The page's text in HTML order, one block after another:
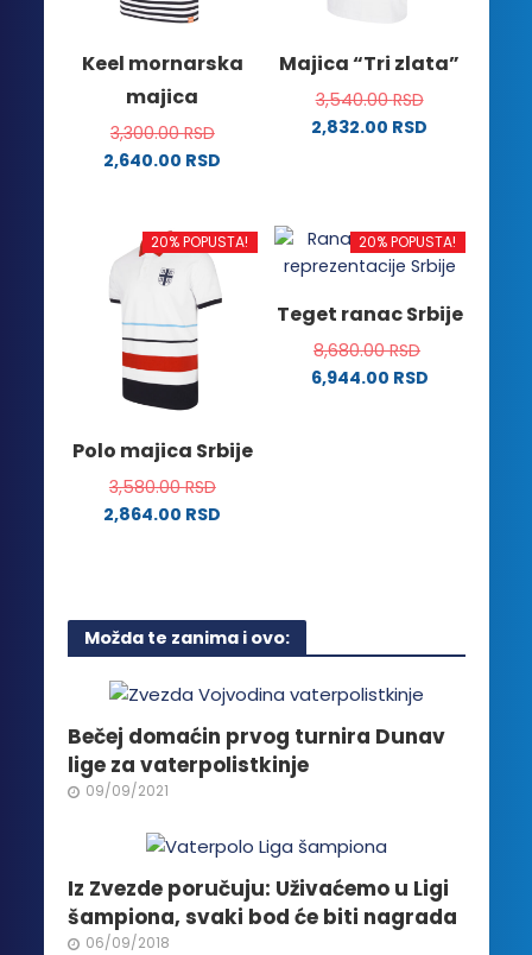
izabrane
stranici
proizvoda.
izabrane
stranici
proizvoda.
Keel mornarska
majica
3,300.00RSD
2,640.00 RSD
ima
više
varijanti.
Opcije
mogu
biti
izabrane
stranici
proizvoda.
Majica “Tri zlata”
3,540.00RSD
2,832.00 RSD
više
varijanti.
mogu
biti
izabrane
20% POPUSTA!
Polo majica Srbije
3,580.00RSD
2,864.00 RSD
više
varijanti.
mogu
biti
izabrane
na
proizvoda.
20% POPUSTA!
Teget ranac Srbije
8,680.00RSD
6,944.00 RSD
Možda te zanima i ovo:
Bečej domaćin prvog turnira Dunav
lige za vaterpolistkinje
09/09/2021
Iz Zvezde poručuju: Uživaćemo u Ligi
šampiona, svaki bod će biti nagrada
06/09/2018